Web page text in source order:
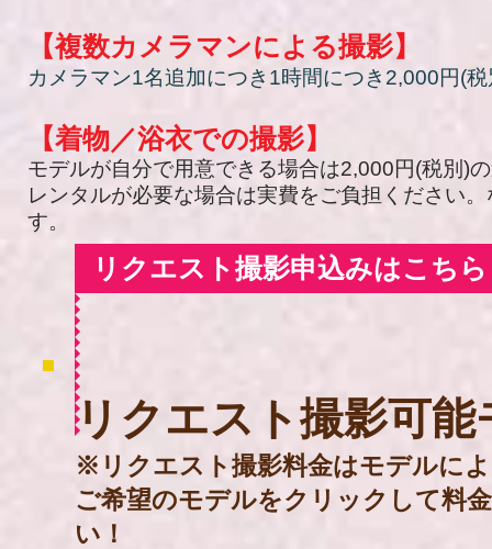
【複数カメラマンによる撮影】
カメラマン1名追加につき1時間につき2,000円(
【着物／浴衣での撮影】
モデルが自分で用意できる場合は2,000円(税別)
レンタルが必要な場合は実費をご負担ください
す。
リクエスト撮影申込みはこちら
リクエスト撮影可能
​※リクエスト撮影料金はモデルに
ご希望のモデルをクリックして料
い！